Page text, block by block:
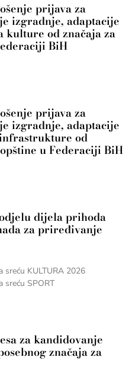
prijava za
izgradnje, adaptacije
od značaja za
BiH
prijava za
izgradnje, adaptacije
od
u Federaciji BiH
dijela prihoda
za priređivanje
sreću KULTURA 2026
sreću SPORT
za kandidovanje
značaja za